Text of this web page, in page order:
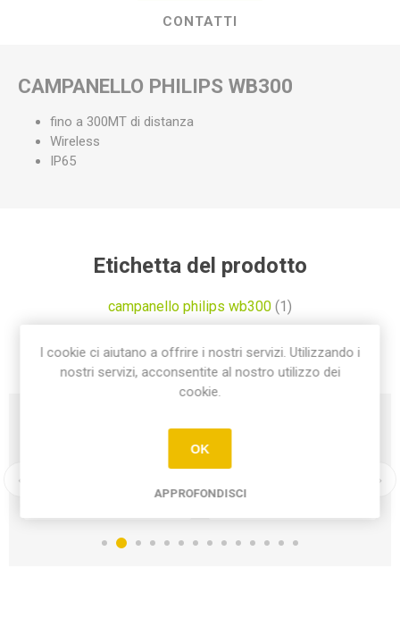
CONTATTI
CAMPANELLO PHILIPS WB300
fino a 300MT di distanza
Wireless
IP65
Etichetta del prodotto
campanello philips wb300 (1)
I cookie ci aiutano a offrire i nostri servizi. Utilizzando i
nostri servizi, acconsentite al nostro utilizzo dei
cookie.
OK
APPROFONDISCI